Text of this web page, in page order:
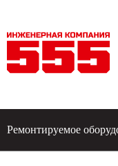
Ремонтируемое